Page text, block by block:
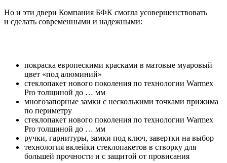
Но и эти двери Компания БФК смогла усовершенствовать
и сделать современными и надежными:
покраска европескими красками в матовые муаровый
цвет «под алюминий»
стеклопакет нового поколения по технологии Warmex
Pro толщиной до … мм
многозапорные замки с несколькими точками прижима
по периметру
стеклопакет нового поколения по технологии Warmex
Pro толщиной до … мм
ручки, гарнитуры, замки под ключ, завертки на выбор
технология вклейки стеклопакетов в створку для
большей прочности и с защитой от провисания